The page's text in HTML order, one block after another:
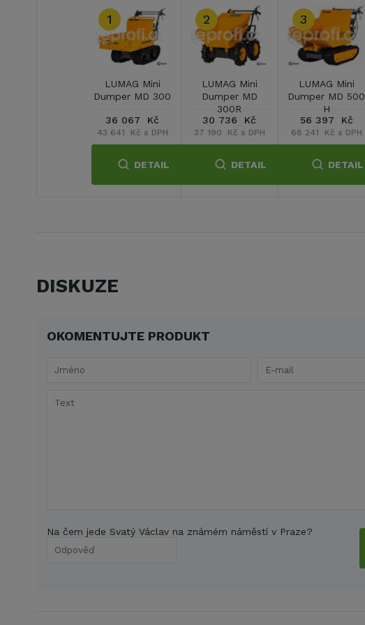
1
LUMAG Mini
Dumper MD 300
36 067 Kč
43 641 Kč s DPH
DETAIL
2
LUMAG Mini
Dumper MD
300R
30 736 Kč
37 190 Kč s DPH
DETAIL
3
LUMAG Mini
Dumper MD 500
H
56 397 Kč
68 241 Kč s DPH
DETAIL
DISKUZE
OKOMENTUJTE PRODUKT
Na čem jede Svatý Václav na známém náměstí v Praze?